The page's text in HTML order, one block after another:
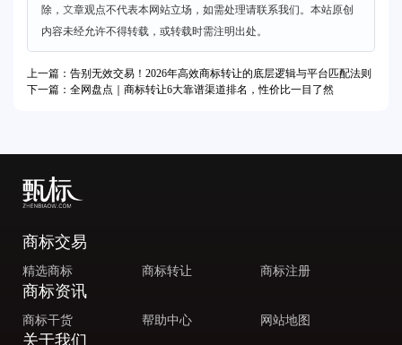
除，文章观点不代表本网站立场，如需处理请联系我们。本站原创
内容未经允许不得转载，或转载时需注明出处。
上一篇：告别无效交易！2026年高效商标转让的底层逻辑与平台匹配法则
下一篇：全网盘点｜商标转让6大靠谱渠道排名，性价比一目了然
商标交易
精选商标 商标转让 商标注册
商标资讯
商标干货 帮助中心 网站地图
关于我们